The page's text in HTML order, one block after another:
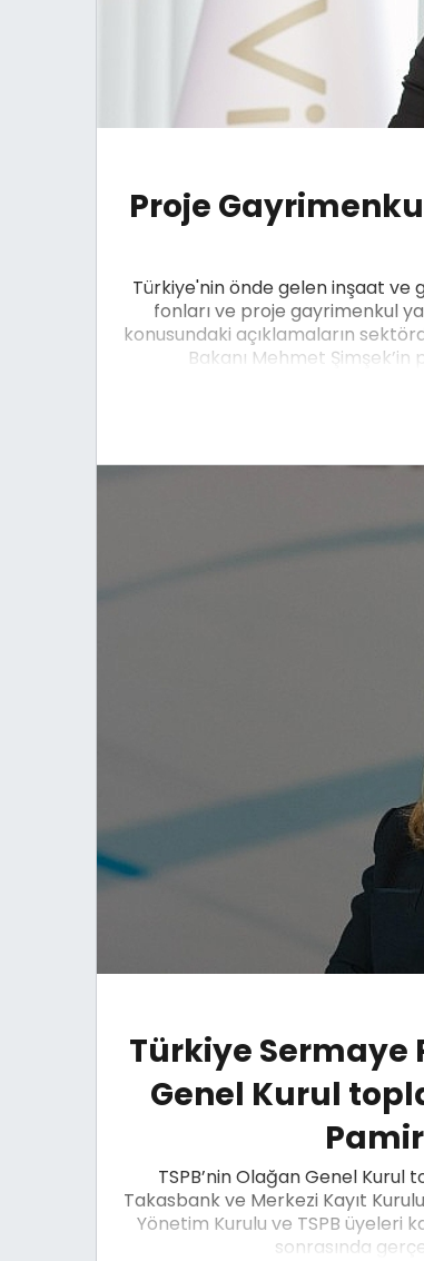
Proje
Türkiye'nin önde gelen inşaat ve
fonları ve proje gayrimenkul
konusundaki açıklamaların
Bakanı Mehmet Şimşek’in
Türkiye Sermaye
Genel Kurul
TSPB’nin Olağan Genel Kurul
Takasbank ve Merkezi Kayıt
Yönetim Kurulu ve TSPB üyeleri
sonrasında